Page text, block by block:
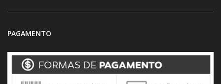
PAGAMENTO